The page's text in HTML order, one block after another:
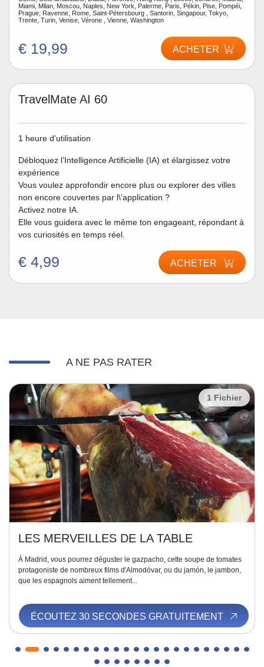
Miami, Milan, Moscou, Naples, New York, Palerme, Paris, Pékin, Pise, Pompéi,
Prague, Ravenne, Rome, Saint-Pétersbourg , Santorin, Singapour, Tokyo,
Trente, Turin, Venise, Vérone , Vienne, Washington
€ 19,99 ACHETER
TravelMate AI 60
1 heure d'utilisation
Débloquez l’Intelligence Artificielle (IA) et élargissez votre
expérience
Vous voulez approfondir encore plus ou explorer des villes
non encore couvertes par l\'application ?
Activez notre IA.
Elle vous guidera avec le même ton engageant, répondant à
vos curiosités en temps réel.
€ 4,99 ACHETER
A NE PAS RATER
1 Fichier
LES MERVEILLES DE LA TABLE
À Madrid, vous pourrez déguster le gazpacho, cette soupe de tomates
protagoniste de nombreux films d'Almodóvar, ou du jamón, le jambon,
que les espagnols aiment tellement...
ÉCOUTEZ 30 SECONDES GRATUITEMENT